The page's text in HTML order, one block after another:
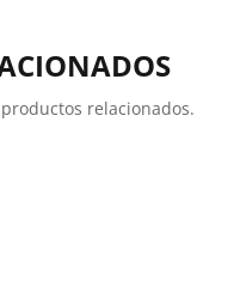
relacionados.